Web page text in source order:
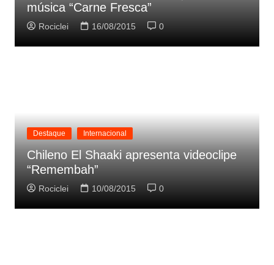
música “Carne Fresca”
Rociclei 16/08/2015 0
Destaque Internacional
Chileno El Shaaki apresenta videoclipe
“Remembah”
Rociclei 10/08/2015 0